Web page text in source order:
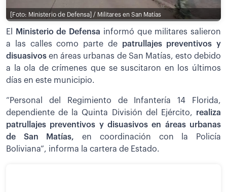
[Foto: Ministerio de Defensa] / Militares en San Matías
El Ministerio de Defensa informó que militares salieron
a las calles como parte de patrullajes preventivos y
disuasivosen áreas urbanas de San Matías, esto debido
a la ola de crímenes que se suscitaron en los últimos
días en este municipio.
“Personal del Regimiento de Infantería 14 Florida,
dependiente de la Quinta División del Ejército, realiza
patrullajes preventivos y disuasivos en áreas urbanas
de San Matías, en coordinación con la Policía
Boliviana”, informa la cartera de Estado.